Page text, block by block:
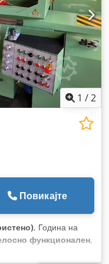
1 /2
Повикајте
, Година на
функционален,